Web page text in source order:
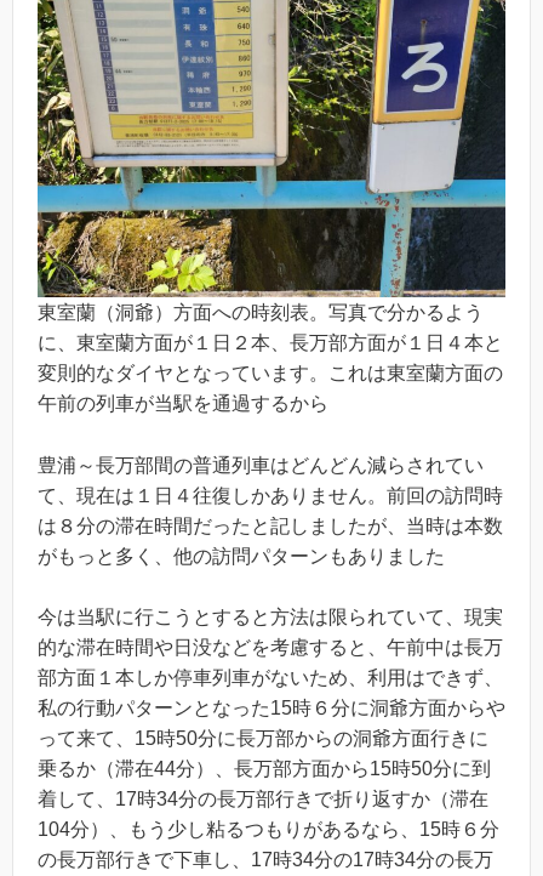
東室蘭（洞爺）方面への時刻表。写真で分かるよう
に、東室蘭方面が１日２本、長万部方面が１日４本と
変則的なダイヤとなっています。これは東室蘭方面の
午前の列車が当駅を通過するから
豊浦～長万部間の普通列車はどんどん減らされてい
て、現在は１日４往復しかありません。前回の訪問時
は８分の滞在時間だったと記しましたが、当時は本数
がもっと多く、他の訪問パターンもありました
今は当駅に行こうとすると方法は限られていて、現実
的な滞在時間や日没などを考慮すると、午前中は長万
部方面１本しか停車列車がないため、利用はできず、
私の行動パターンとなった15時６分に洞爺方面からや
って来て、15時50分に長万部からの洞爺方面行きに
乗るか（滞在44分）、長万部方面から15時50分に到
着して、17時34分の長万部行きで折り返すか（滞在
104分）、もう少し粘るつもりがあるなら、15時６分
の長万部行きで下車し、17時34分の17時34分の長万